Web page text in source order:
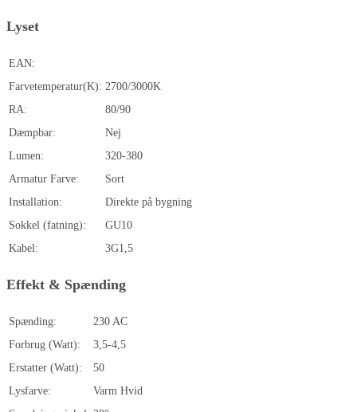
Lyset
EAN:
Farvetemperatur(K): 2700/3000K
RA:
80/90
Dæmpbar:
Nej
Lumen:
320-380
Armatur Farve:
Sort
Installation:
Direkte på bygning
Sokkel (fatning):
GU10
Kabel:
3G1,5
Effekt & Spænding
Spænding:
230 AC
Forbrug (Watt):
3,5-4,5
Erstatter (Watt):
50
Lysfarve:
Varm Hvid